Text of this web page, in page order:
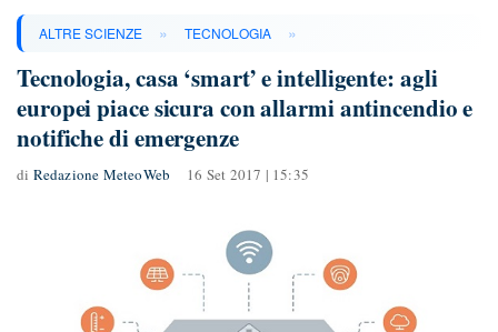
ALTRE SCIENZE » TECNOLOGIA »
Tecnologia, casa ‘smart’ e intelligente: agli
europei piace sicura con allarmi antincendio e
notifiche di emergenze
di Redazione MeteoWeb 16 Set 2017 | 15:35